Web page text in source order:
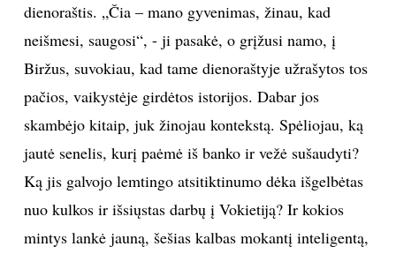
dienoraštis. „Čia – mano gyvenimas, žinau, kad
neišmesi, saugosi“, - ji pasakė, o grįžusi namo, į
Biržus, suvokiau, kad tame dienoraštyje užrašytos tos
pačios, vaikystėje girdėtos istorijos. Dabar jos
skambėjo kitaip, juk žinojau kontekstą. Spėliojau, ką
jautė senelis, kurį paėmė iš banko ir vežė sušaudyti?
Ką jis galvojo lemtingo atsitiktinumo dėka išgelbėtas
nuo kulkos ir išsiųstas darbų į Vokietiją? Ir kokios
mintys lankė jauną, šešias kalbas mokantį inteligentą,